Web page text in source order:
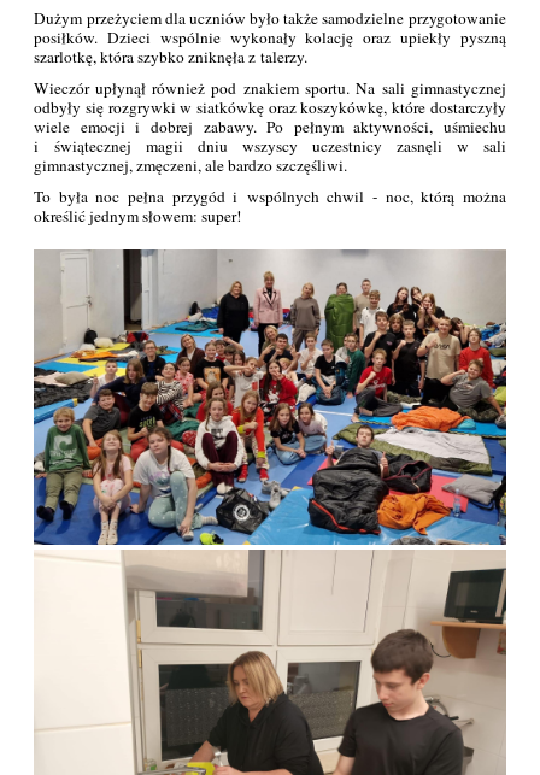
Dużym przeżyciem dla uczniów było także samodzielne przygotowanie
posiłków. Dzieci wspólnie wykonały kolację oraz upiekły pyszną
szarlotkę, która szybko zniknęła z talerzy.
Wieczór upłynął również pod znakiem sportu. Na sali gimnastycznej
odbyły się rozgrywki w siatkówkę oraz koszykówkę, które dostarczyły
wiele emocji i dobrej zabawy. Po pełnym aktywności, uśmiechu
i świątecznej magii dniu wszyscy uczestnicy zasnęli w sali
gimnastycznej, zmęczeni, ale bardzo szczęśliwi.
To była noc pełna przygód i wspólnych chwil - noc, którą można
określić jednym słowem: super!